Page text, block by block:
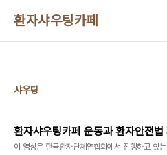
환자샤우팅카페
샤우팅
이 영상은 한국환자단체연합회에서 진행하고 있는